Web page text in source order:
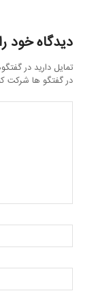
دیدگاه خود
تمایل دارید در
در گفتگو ها شرکت